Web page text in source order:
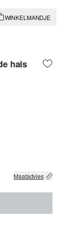
WINKELMANDJE
hals
OUT OF STOCK
Maatadvies